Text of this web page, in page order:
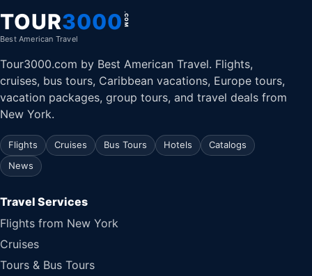
TOUR3000 .COM
Best American Travel
Tour3000.com by Best American Travel. Flights,
cruises, bus tours, Caribbean vacations, Europe tours,
vacation packages, group tours, and travel deals from
New York.
Flights Cruises Bus Tours Hotels
Catalogs
News
Travel Services
Flights from New York
Cruises
Tours & Bus Tours